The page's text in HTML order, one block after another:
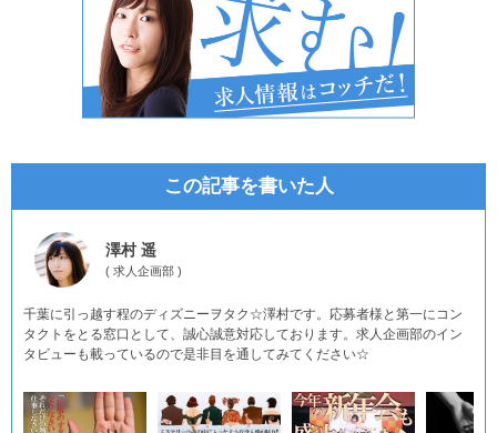
この記事を書いた人
澤村 遥
( 求人企画部 )
千葉に引っ越す程のディズニーヲタク☆澤村です。応募者様と第一にコン
タクトをとる窓口として、誠心誠意対応しております。求人企画部のイン
タビューも載っているので是非目を通してみてください☆